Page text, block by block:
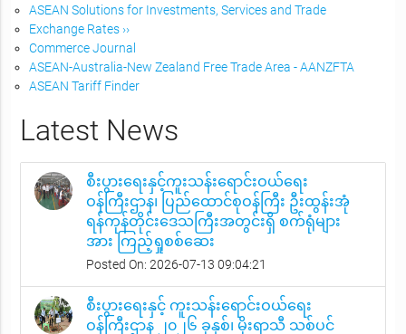
ASEAN Solutions for Investments, Services and Trade
Exchange Rates ››
Commerce Journal
ASEAN-Australia-New Zealand Free Trade Area - AANZFTA
ASEAN Tariff Finder
Latest News
စီးပွားရေးနှင့်ကူးသန်းရောင်းဝယ်ရေး
ဝန်ကြီးဌာန၊ ပြည်ထောင်စုဝန်ကြီး ဦးထွန်းအုံ
ရန်ကုန်တိုင်းဒေသကြီးအတွင်းရှိ စက်ရုံများ
အား ကြည့်ရှုစစ်ဆေး
Posted On: 2026-07-13 09:04:21
စီးပွားရေးနှင့် ကူးသန်းရောင်းဝယ်ရေး
ဝန်ကြီးဌာန ၂၀၂၆ ခုနှစ်၊ မိုးရာသီ သစ်ပင်